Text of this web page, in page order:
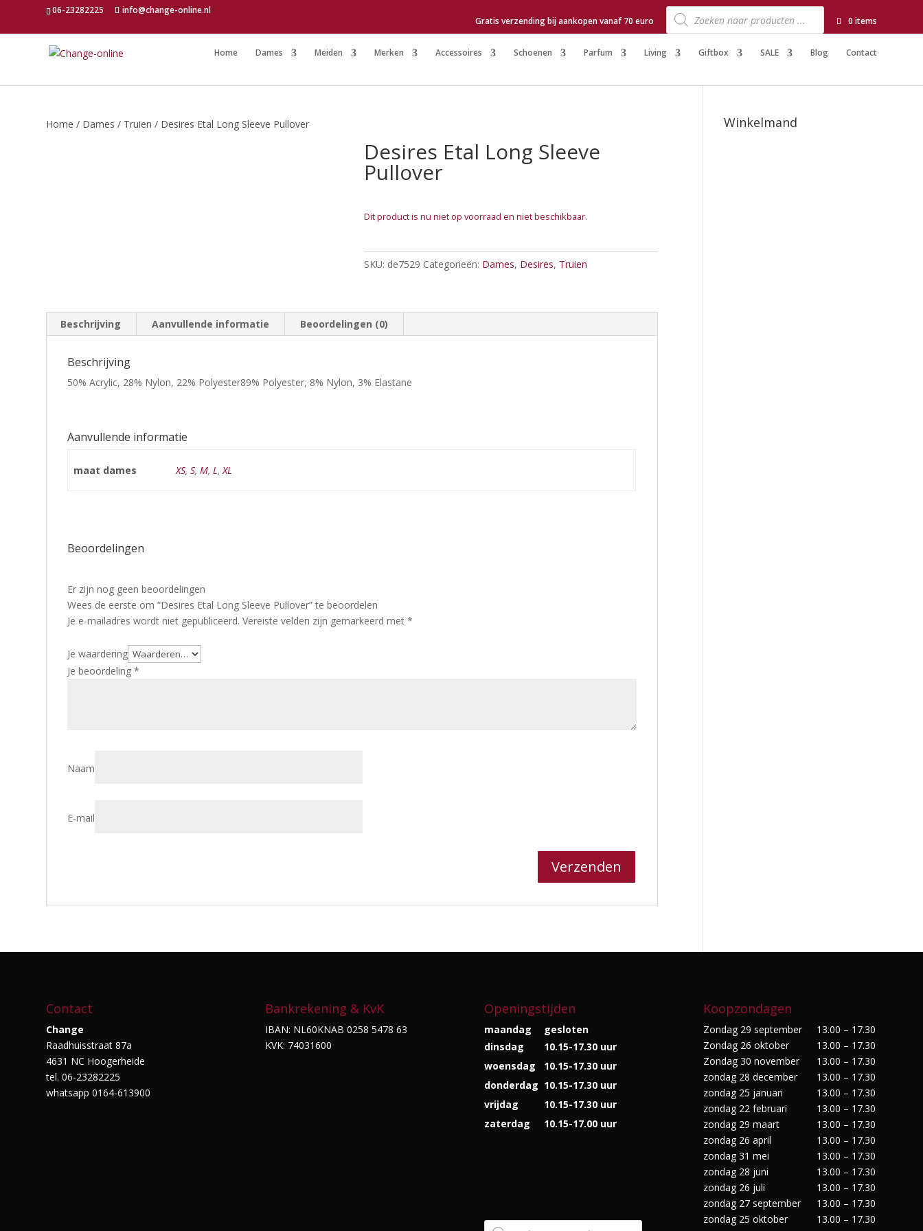
06-23282225
info@change-online.nl
Gratis verzending bij aankopen vanaf 70 euro
Producten
zoeken 0 items
Home Dames Meiden Merken Accessoires Schoenen Parfum Living Giftbox SALE Blog Contact
Home / Dames / Truien / Desires Etal Long Sleeve Pullover
Desires Etal Long Sleeve
Pullover
Dit product is nu niet op voorraad en niet beschikbaar.
SKU: de7529 Categorieën: Dames, Desires, Truien
Beschrijving Aanvullende informatie Beoordelingen (0)
Beschrijving
50% Acrylic, 28% Nylon, 22% Polyester89% Polyester, 8% Nylon, 3% Elastane
Aanvullende informatie
maat dames XS,S,M,L,XL
Beoordelingen
Er zijn nog geen beoordelingen
Wees de eerste om “Desires Etal Long Sleeve Pullover” te beoordelen
Je e-mailadres wordt niet gepubliceerd. Vereiste velden zijn gemarkeerd met*
Je waardering
Je beoordeling*
Naam
E-mail
Winkelmand
Contact
Change
Raadhuisstraat 87a
4631 NC Hoogerheide
tel. 06-23282225
whatsapp 0164-613900
Bankrekening & KvK
IBAN: NL60KNAB 0258 5478 63
KVK: 74031600
Openingstijden
maandag
gesloten
dinsdag
10.15-17.30 uur
woensdag
10.15-17.30 uur
donderdag 10.15-17.30 uur
vrijdag
10.15-17.30 uur
zaterdag
10.15-17.00 uur
Producten
Koopzondagen
Zondag 29 september
13.00 – 17.30
Zondag 26 oktober
13.00 – 17.30
Zondag 30 november
13.00 – 17.30
zondag 28 december
13.00 – 17.30
zondag 25 januari
13.00 – 17.30
zondag 22 februari
13.00 – 17.30
zondag 29 maart
13.00 – 17.30
zondag 26 april
13.00 – 17.30
zondag 31 mei
13.00 – 17.30
zondag 28 juni
13.00 – 17.30
zondag 26 juli
13.00 – 17.30
zondag 27 september
13.00 – 17.30
zondag 25 oktober
13.00 – 17.30